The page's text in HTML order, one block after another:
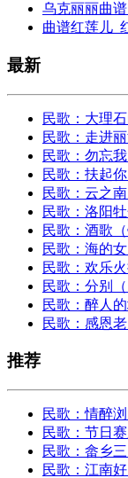
乌克丽丽曲
曲谱红莲儿_
最新
民歌：大理
民歌：走进
民歌：勿忘
民歌：扶起
民歌：云之
民歌：洛阳
民歌：酒歌
民歌：海的
民歌：欢乐
民歌：分别
民歌：醉人
民歌：感恩
推荐
民歌：情醉
民歌：节日
民歌：畲乡
民歌：江南